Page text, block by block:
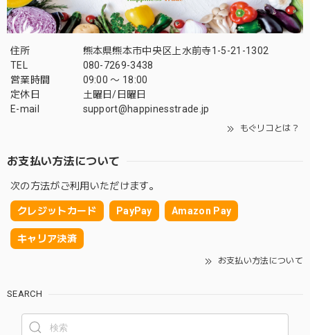
住所
熊本県熊本市中央区上水前寺1-5-21-1302
TEL
080-7269-3438
営業時間
09:00 〜 18:00
定休日
土曜日/日曜日
E-mail
support@happinesstrade.jp
もぐリコとは？
お支払い方法について
次の方法がご利用いただけます。
クレジットカード PayPay Amazon Pay
キャリア決済
お支払い方法について
SEARCH